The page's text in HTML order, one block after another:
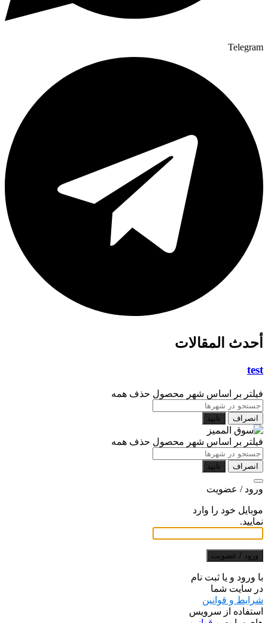
Telegram
أحدث المقالات
test
فیلتر بر اساس شهر محصول حذف همه
انصراف تایید
فیلتر بر اساس شهر محصول حذف همه
انصراف تایید
ورود / عضویت
موبایل خود را وارد
نمایید.
ورود / عضویت
با ورود و یا ثبت نام
در سایت شما
شرایط و قوانین
استفاده از سرویس